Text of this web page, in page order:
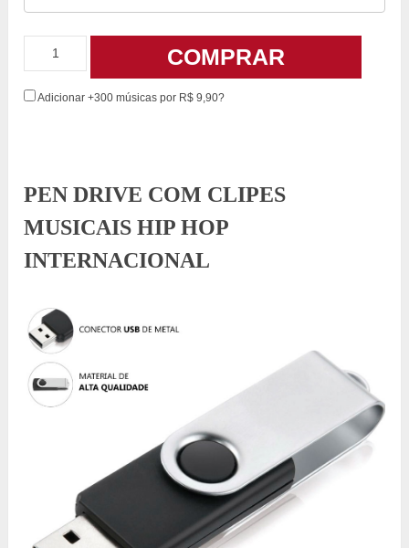
COMPRAR
Adicionar +300 músicas por R$ 9,90?
PEN DRIVE COM CLIPES
MUSICAIS HIP HOP
INTERNACIONAL